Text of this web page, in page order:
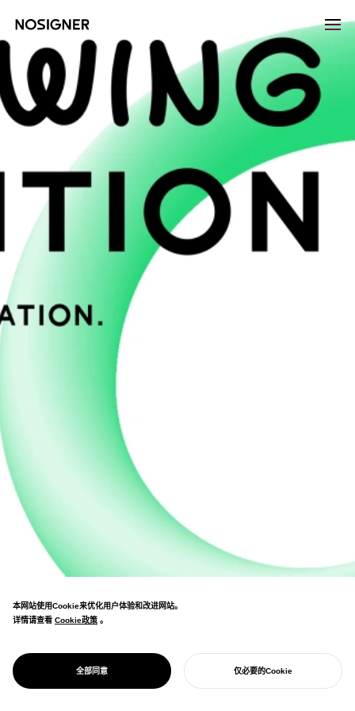
首页 SELECT LANGUAGE
PROJECT
不断增长的野心
性人才为目标的大学教育愿景。 通过有机的艺
术作品表达柔和的教育理念。
本网站使用Cookie来优化用户体验和改进网站。
详情请查看 Cookie政策
Cookie政策 。
全部同意 仅必要的Cookie